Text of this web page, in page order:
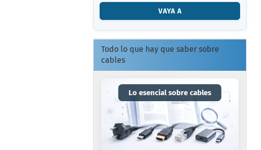
DE
CATÁLOGO.
VAYA A
Todo lo que hay que saber sobre
cables
Lo esencial sobre cables